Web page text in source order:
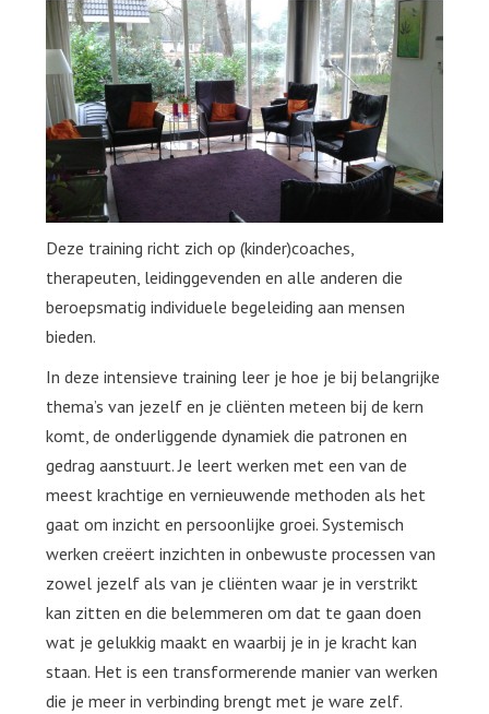
Deze training richt zich op (kinder)coaches,
therapeuten, leidinggevenden en alle anderen die
beroepsmatig individuele begeleiding aan mensen
bieden.
In deze intensieve training leer je hoe je bij belangrijke
thema’s van jezelf en je cliënten meteen bij de kern
komt, de onderliggende dynamiek die patronen en
gedrag aanstuurt. Je leert werken met een van de
meest krachtige en vernieuwende methoden als het
gaat om inzicht en persoonlijke groei. Systemisch
werken creëert inzichten in onbewuste processen van
zowel jezelf als van je cliënten waar je in verstrikt
kan zitten en die belemmeren om dat te gaan doen
wat je gelukkig maakt en waarbij je in je kracht kan
staan. Het is een transformerende manier van werken
die je meer in verbinding brengt met je ware zelf.